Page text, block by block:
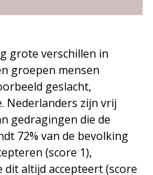
grote verschillen in
groepen mensen
geslacht,
Nederlanders zijn vrij
gedragingen die de
72% van de bevolking
(score 1),
dit altijd accepteert (score